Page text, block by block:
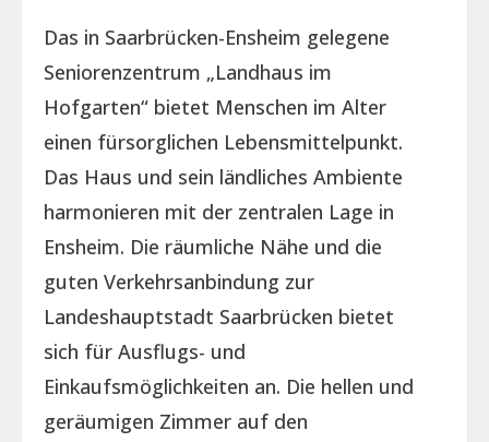
Das in Saarbrücken-Ensheim gelegene
Seniorenzentrum „Landhaus im
Hofgarten“ bietet Menschen im Alter
einen fürsorglichen Lebensmittelpunkt.
Das Haus und sein ländliches Ambiente
harmonieren mit der zentralen Lage in
Ensheim. Die räumliche Nähe und die
guten Verkehrsanbindung zur
Landeshauptstadt Saarbrücken bietet
sich für Ausflugs- und
Einkaufsmöglichkeiten an. Die hellen und
geräumigen Zimmer auf den